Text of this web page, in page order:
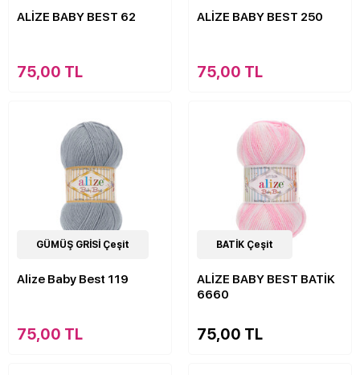
ALİZE BABY BEST 62
75,00 TL
ALİZE BABY BEST 250
75,00 TL
63Çeşit
GÜMÜŞ GRİSİ Çeşit
Alize Baby Best 119
75,00 TL
22Çeşit
BATİK Çeşit
ALİZE BABY BEST BATİK
6660
75,00 TL